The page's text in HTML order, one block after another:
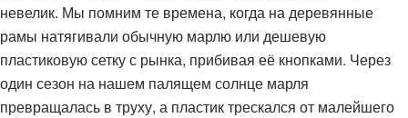
невелик. Мы помним те времена, когда на деревянные
рамы натягивали обычную марлю или дешевую
пластиковую сетку с рынка, прибивая её кнопками. Через
один сезон на нашем палящем солнце марля
превращалась в труху, а пластик трескался от малейшего